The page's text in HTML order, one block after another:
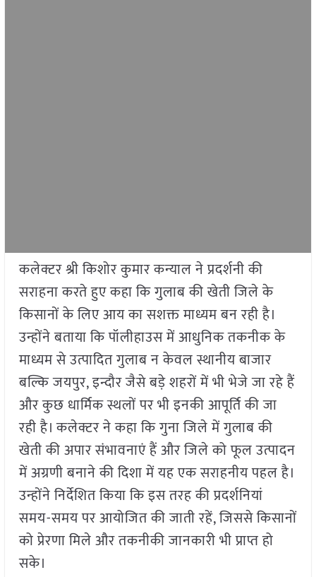
कलेक्टर श्री किशोर कुमार कन्याल ने प्रदर्शनी की
सराहना करते हुए कहा कि गुलाब की खेती जिले के
किसानों के लिए आय का सशक्त माध्यम बन रही है।
उन्होंने बताया कि पॉलीहाउस में आधुनिक तकनीक के
माध्यम से उत्पादित गुलाब न केवल स्थानीय बाजार
बल्कि जयपुर, इन्दौर जैसे बड़े शहरों में भी भेजे जा रहे हैं
और कुछ धार्मिक स्थलों पर भी इनकी आपूर्ति की जा
रही है। कलेक्टर ने कहा कि गुना जिले में गुलाब की
खेती की अपार संभावनाएं हैं और जिले को फूल उत्पादन
में अग्रणी बनाने की दिशा में यह एक सराहनीय पहल है।
उन्होंने निर्देशित किया कि इस तरह की प्रदर्शनियां
समय-समय पर आयोजित की जाती रहें, जिससे किसानों
को प्रेरणा मिले और तकनीकी जानकारी भी प्राप्त हो
सके।